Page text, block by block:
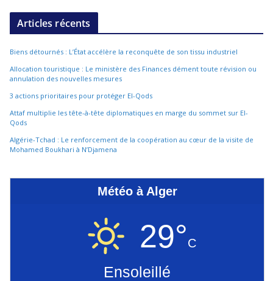
Articles récents
Biens détournés : L’État accélère la reconquête de son tissu industriel
Allocation touristique : Le ministère des Finances dément toute révision ou
annulation des nouvelles mesures
3 actions prioritaires pour protéger El-Qods
Attaf multiplie les tête-à-tête diplomatiques en marge du sommet sur El-
Qods
Algérie-Tchad : Le renforcement de la coopération au cœur de la visite de
Mohamed Boukhari à N’Djamena
Météo à Alger
29°C
Ensoleillé